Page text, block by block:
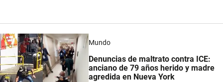
Mundo
Denuncias de maltrato contra ICE:
anciano de 79 años herido y madre
agredida en Nueva York